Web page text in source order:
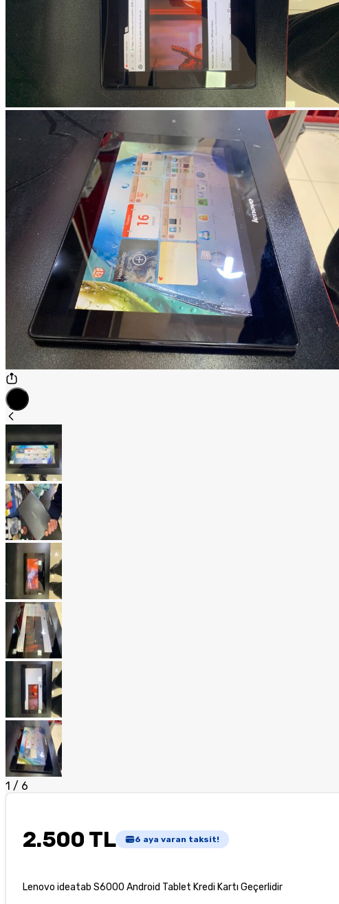
1 / 6
2.500 TL 6 aya varan taksit!
Lenovo ideatab S6000 Android Tablet Kredi Kartı Geçerlidir